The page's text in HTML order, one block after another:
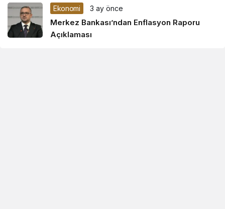
Ekonomi 3 ay önce
Merkez Bankası’ndan Enflasyon Raporu
Açıklaması